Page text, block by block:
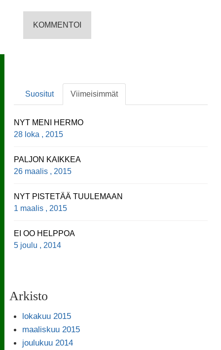
Suositut Viimeisimmät
NYT MENI HERMO
28 loka , 2015
PALJON KAIKKEA
26 maalis , 2015
NYT PISTETÄÄ TUULEMAAN
1 maalis , 2015
EI OO HELPPOA
5 joulu , 2014
Arkisto
lokakuu 2015
maaliskuu 2015
joulukuu 2014